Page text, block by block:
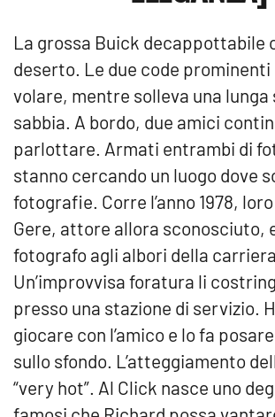
La grossa Buick decappottabile
deserto. Le due code
volare, mentre solleva una lunga
sabbia. A bordo, due amici
parlottare. Armati entrambi di
stanno cercando un luogo dove
fotografie. Corre l’anno 1978,
Gere, attore allora sconosciuto,
fotografo agli albori della
Un’improvvisa foratura li
presso una stazione di servizio.
giocare con l’amico e lo fa
sullo sfondo. L’atteggiamento
“very hot”. Al Click nasce uno